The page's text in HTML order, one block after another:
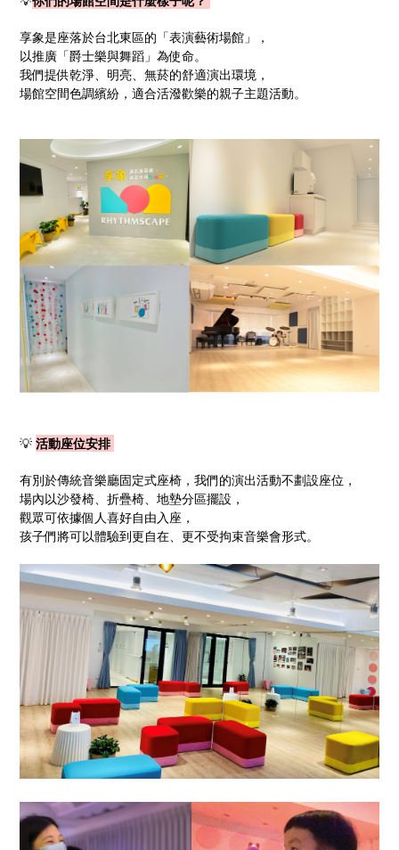
享象是座落於台北東區的「表演藝術場館」，
以推廣「爵士樂與舞蹈」為使命。
我們提供乾淨、明亮、無菸的舒適演出環境，
場館空間色調繽紛，適合活潑歡樂的親子主題活動。
💡 活動座位安排
有別於傳統音樂廳固定式座椅，我們的演出活動不劃設座位，
場內以沙發椅、折疊椅、地墊分區擺設，
觀眾可依據個人喜好自由入座，
孩子們將可以體驗到更自在、更不受拘束音樂會形式。